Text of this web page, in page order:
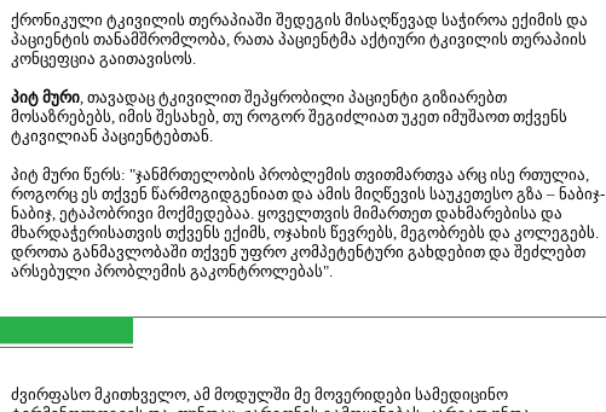
ქრონიკული ტკივილის თერაპიაში შედეგის მისაღწევად საჭიროა ექიმის და
პაციენტის თანამშრომლობა, რათა პაციენტმა აქტიური ტკივილის თერაპიის
კონცეფცია გაითავისოს.
პიტ მური, თავადაც ტკივილით შეპყრობილი პაციენტი გიზიარებთ
მოსაზრებებს, იმის შესახებ, თუ როგორ შეგიძლიათ უკეთ იმუშაოთ თქვენს
ტკივილიან პაციენტებთან.
პიტ მური წერს: "ჯანმრთელობის პრობლემის თვითმართვა არც ისე რთულია,
როგორც ეს თქვენ წარმოგიდგენიათ და ამის მიღწევის საუკეთესო გზა – ნაბიჯ-
ნაბიჯ, ეტაპობრივი მოქმედებაა. ყოველთვის მიმართეთ დახმარებისა და
მხარდაჭერისათვის თქვენს ექიმს, ოჯახის წევრებს, მეგობრებს და კოლეგებს.
დროთა განმავლობაში თქვენ უფრო კომპეტენტური გახდებით და შეძლებთ
არსებული პრობლემის გაკონტროლებას".
ძვირფასო მკითხველო, ამ მოდულში მე მოვერიდები სამედიცინო